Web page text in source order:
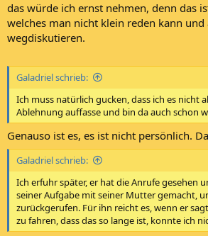
das würde ich ernst nehmen, denn das
welches man nicht klein reden kann und
wegdiskutieren.
Galadriel schrieb:
Ich muss natürlich gucken, dass ich es nicht
Ablehnung auffasse und bin da auch schon
Genauso ist es, es ist nicht persönlich.
Galadriel schrieb:
Ich erfuhr später, er hat die Anrufe gesehen
seiner Aufgabe mit seiner Mutter gemacht,
zurückgerufen. Für ihn reicht es, wenn er
zu fahren, dass das so lange ist, konnte ich